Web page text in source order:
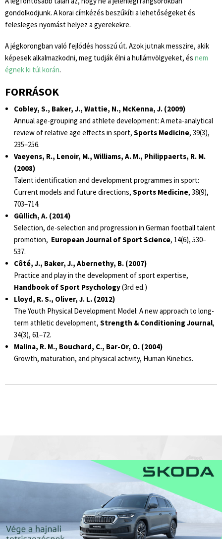
gondolkodjunk. A korai címkézés beszűkíti a lehetőségeket és
felesleges nyomást helyez a gyerekekre.
A jégkorongban való fejlődés hosszú út. Azok jutnak messzire, akik
képesek alkalmazkodni, meg tudják élni a hullámvölgyeket, és nem
égnek ki túl korán.
FORRÁSOK
Cobley, S., Baker, J., Wattie, N., McKenna, J. (2009)
Annual age-grouping and athlete development: A meta-analytical
review of relative age effects in sport, Sports Medicine, 39(3),
235–256.
Vaeyens, R., Lenoir, M., Williams, A. M., Philippaerts, R. M.
(2008)
Talent identification and development programmes in sport:
Current models and future directions, Sports Medicine, 38(9),
703–714.
Güllich, A. (2014)
Selection, de-selection and progression in German football talent
promotion, European Journal of Sport Science, 14(6), 530–
537.
Côté, J., Baker, J., Abernethy, B. (2007)
Practice and play in the development of sport expertise,
Handbook of Sport Psychology(3rd ed.)
Lloyd, R. S., Oliver, J. L. (2012)
The Youth Physical Development Model: A new approach to long-
term athletic development, Strength & Conditioning Journal,
34(3), 61–72.
Malina, R. M., Bouchard, C., Bar-Or, O. (2004)
Growth, maturation, and physical activity, Human Kinetics.